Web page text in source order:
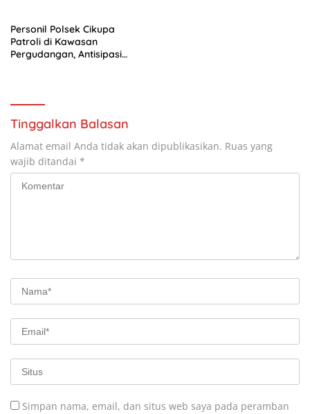
Personil Polsek Cikupa
Patroli di Kawasan
Pergudangan, Antisipasi
Tinggalkan Balasan
Alamat email Anda tidak akan dipublikasikan. Ruas yang
wajib ditandai *
Simpan nama, email, dan situs web saya pada peramban